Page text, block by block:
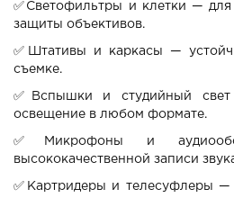
✅ Светофильтры и клетки —
защиты объективов.
✅
Штативы и каркасы —
съемке.
✅
Вспышки и студийный
освещение в любом формате.
✅
Микрофоны и
высококачественной записи
✅ Картридеры и телесуфлеры —